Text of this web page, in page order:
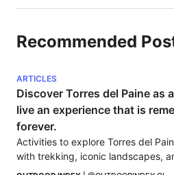
Recommended
ARTICLES
Discover Torres del Paine as
live an experience that is
forever.
Activities to explore Torres del
with trekking, iconic landscapes,
unforgettable experiences.